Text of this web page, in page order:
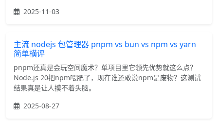
2025-11-03
主流 nodejs 包管理器 pnpm vs bun vs npm vs yarn
简单横评
pnpm还真是会玩空间魔术？单项目里它领先优势就这么点？
Node.js 20把npm喂肥了，现在谁还敢说npm是废物？这测试
结果真是让人摸不着头脑。
2025-08-27